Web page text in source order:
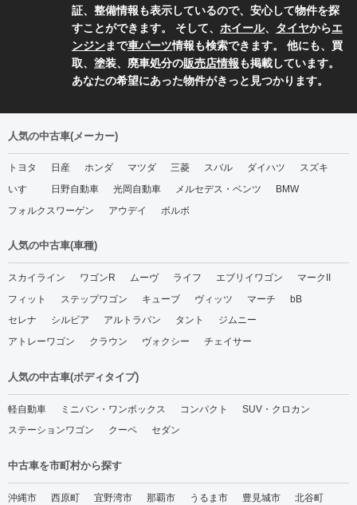
証、整備情報も表示しているので、安心して物件を探
すことができます。 そして、 ホイール、 タイヤからエ
ンジンまで車パーツ情報も検索できます。 他にも、買
取、塗装、廃車処分の販売店情報も掲載しています。
あなたの希望にあった物件がきっと見つかります。
人気の中古車(メーカー)
トヨタ 日産 ホンダ マツダ 三菱 スバル ダイハツ
スズキ
いすゞ
日野自動車 光岡自動車 メルセデス・ベンツ
BMW
フォルクスワーゲン
アウデイ ボルボ
人気の中古車(車種)
スカイライン ワゴンR ムーヴ ライフ エブリイワゴン
マークII
フィット
ステップワゴン キューブ ヴィッツ マーチ
bB
セレナ
シルビア アルトラパン タント
ジムニー
アトレーワゴン
クラウン ヴォクシー チェイサー
人気の中古車(ボディタイプ)
軽自動車 ミニバン・ワンボックス コンパクト
SUV・クロカン
ステーションワゴン
クーペ セダン
中古車を市町村から探す
沖縄市 西原町 宜野湾市 那覇市 うるま市 豊見城市
北谷町